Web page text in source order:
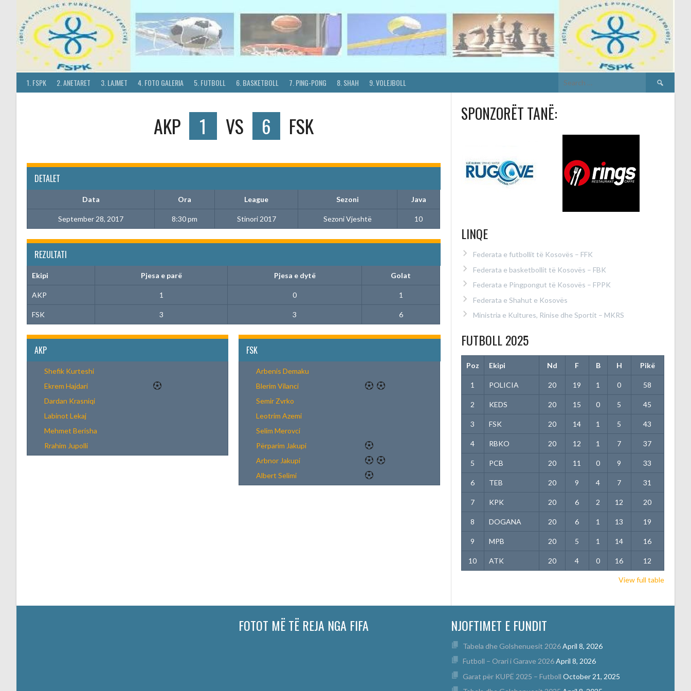
content
1. FSPK 2. ANETARET 3. LAJMET 4. FOTO GALERIA 5. FUTBOLL 6. BASKETBOLL 7. PING-PONG 8. SHAH 9. VOLEJBOLL
Search
for:
AKP 1 VS 6 FSK
DETALET
Data Ora League Sezoni Java
September 28, 2017 8:30 pm Stinori 2017 Sezoni Vjeshtë 10
REZULTATI
Ekipi Pjesa e parë Pjesa e dytë Golat
AKP 1 0 1
FSK 3 3 6
AKP
Shefik Kurteshi
Ekrem Hajdari
Dardan Krasniqi
Labinot Lekaj
Mehmet Berisha
Rrahim Jupolli
FSK
Arbenis Demaku
Blerim Vilanci
Semir Zvrko
Leotrim Azemi
Selim Merovci
Përparim Jakupi
Arbnor Jakupi
Albert Selimi
SPONZORËT TANË:
LINQE
Federata e futbollit të Kosovës – FFK
Federata e basketbollit të Kosovës – FBK
Federata e Pingpongut të Kosovës – FPPK
Federata e Shahut e Kosovës
Ministria e Kultures, Rinise dhe Sportit – MKRS
FUTBOLL 2025
Poz Ekipi Nd F B H Pikë
1 POLICIA 20 19 1 0 58
2 KEDS 20 15 0 5 45
3 FSK 20 14 1 5 43
4 RBKO 20 12 1 7 37
5 PCB 20 11 0 9 33
6 TEB 20 9 4 7 31
7 KPK 20 6 2 12 20
8 DOGANA 20 6 1 13 19
9 MPB 20 5 1 14 16
10 ATK 20 4 0 16 12
View full table
FOTOT MË TË REJA NGA FIFA NJOFTIMET E FUNDIT
Tabela dhe Golshenuesit 2026 April 8, 2026
Futboll – Orari i Garave 2026 April 8, 2026
Garat për KUPË 2025 – Futboll October 21, 2025